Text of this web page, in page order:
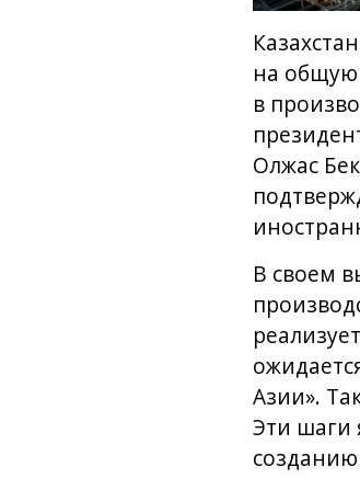
на общую
в
Олжас
В своем
Азии».
Эти шаги